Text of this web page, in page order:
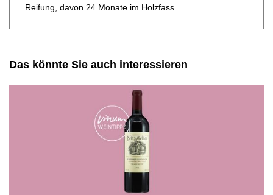
Reifung, davon 24 Monate im Holzfass
Das könnte Sie auch interessieren